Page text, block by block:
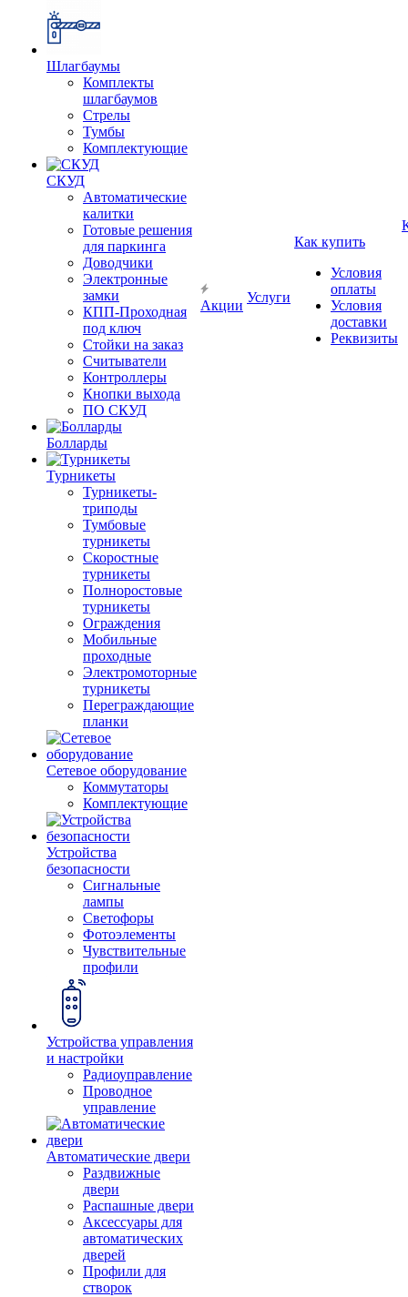
Шлагбаумы
Комплекты
шлагбаумов
Стрелы
Тумбы
Комплектующие
СКУД
Автоматические
калитки
Готовые решения
для паркинга
Доводчики
Электронные
замки
КПП-Проходная
под ключ
Стойки на заказ
Считыватели
Контроллеры
Кнопки выхода
ПО СКУД
Болларды
Турникеты
Турникеты-
триподы
Тумбовые
турникеты
Скоростные
турникеты
Полноростовые
турникеты
Ограждения
Мобильные
проходные
Электромоторные
турникеты
Переграждающие
планки
Сетевое оборудование
Коммутаторы
Комплектующие
Устройства
безопасности
Сигнальные
лампы
Светофоры
Фотоэлементы
Чувствительные
профили
Устройства управления
и настройки
Радиоуправление
Проводное
управление
Автоматические двери
Раздвижные
двери
Распашные двери
Аксессуары для
автоматических
дверей
Профили для
створок
Акции
Услуги
Как купить
Условия
оплаты
Условия
доставки
Реквизиты